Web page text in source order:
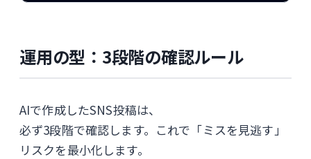
運用の型：3段階の確認ルール
AIで作成したSNS投稿は、
必ず3段階で確認します。これで「ミスを見逃す」
リスクを最小化します。